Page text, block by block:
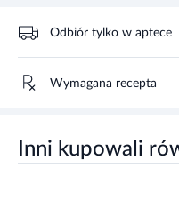
Odbiór tylko w aptece
Wymagana recepta
Inni kupowali